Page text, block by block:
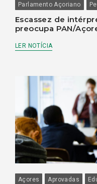
Parlamento Açoriano
Escassez de
preocupa PAN/
LER NOTÍCIA
Açores Aprovadas